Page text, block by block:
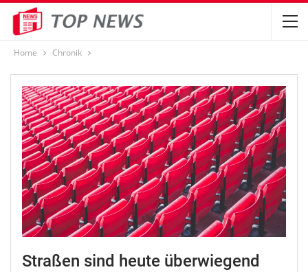
Home Chronik
Straßen sind heute überwiegend